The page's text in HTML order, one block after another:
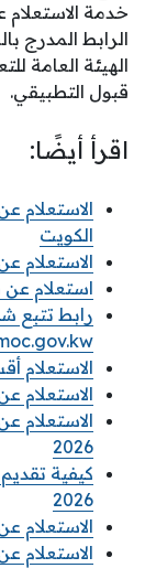
خدمة الاستعلام
الرابط المدرج
الهيئة العامة
قبول التطبيقي.
اقرأ أيضًا:
الاستعلام
الكويت
الاستعلام
استعلام
رابط تتبع
الاستعلام
الاستعلام
الاستعلام
2026
كيفية تقديم
2026
الاستعلام
الاستعلام